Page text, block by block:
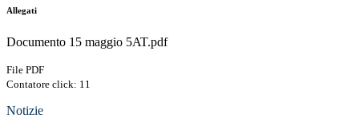
Allegati
Documento 15 maggio 5AT.pdf
File PDF
Contatore click: 11
Notizie